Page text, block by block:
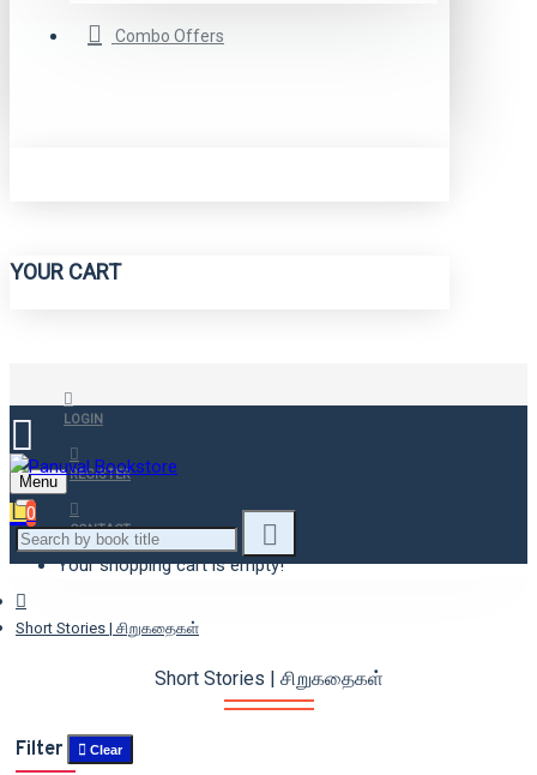
Combo Offers
YOUR CART
LOGIN
REGISTER
CONTACT
Menu
0
Your shopping cart is empty!
Short Stories | சிறுகதைகள்
Short Stories | சிறுகதைகள்
Filter Clear